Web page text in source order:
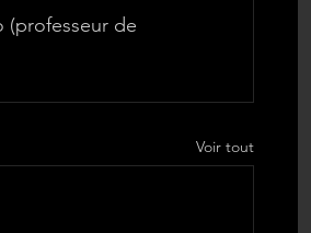
(professeur de
Voir tout